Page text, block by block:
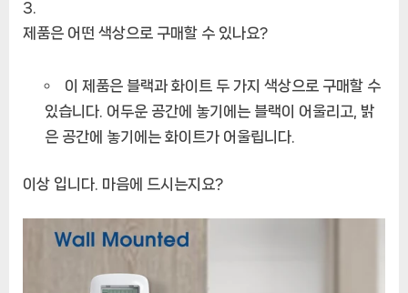
제품은 어떤 색상으로 구매할 수 있나요?
이 제품은 블랙과 화이트 두 가지 색상으로 구매할 수
있습니다. 어두운 공간에 놓기에는 블랙이 어울리고, 밝
은 공간에 놓기에는 화이트가 어울립니다.
이상 입니다. 마음에 드시는지요?